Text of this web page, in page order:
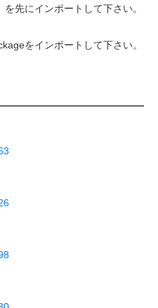
先にインポートして下さい。
をインポートして下さい。